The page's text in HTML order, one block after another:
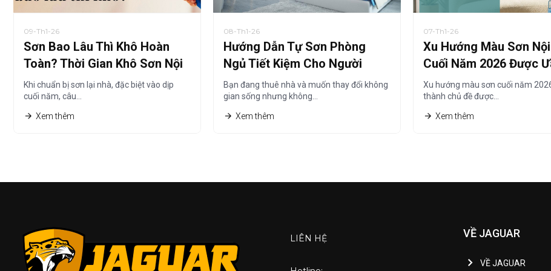
09-Th1-26
Sơn Bao Lâu Thì Khô Hoàn
Toàn? Thời Gian Khô Sơn Nội
Thất Chi Tiết Nhất
Khi chuẩn bị sơn lại nhà, đặc biệt vào dịp
cuối năm, câu…
Xem thêm
08-Th1-26
Hướng Dẫn Tự Sơn Phòng
Ngủ Tiết Kiệm Cho Người
Thuê Nhà
Bạn đang thuê nhà và muốn thay đổi không
gian sống nhưng không…
Xem thêm
07-Th1-26
Xu Hướng Màu Sơn
Cuối Năm 2026 Được
Chuộng Nhất
Xu hướng màu sơn cuối năm
thành chủ đề được…
Xem thêm
LIÊN HỆ VỀ JAGUAR
VỀ JAGUAR